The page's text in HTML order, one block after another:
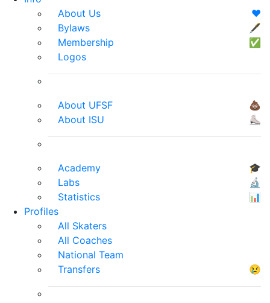
About Us
❤️
Bylaws
🖋
Membership
✅
Logos
About UFSF
💩
About ISU
⛸
Academy
🎓
Labs
🔬
Statistics
📊
Profiles
All Skaters
All Coaches
National Team
Transfers
😢